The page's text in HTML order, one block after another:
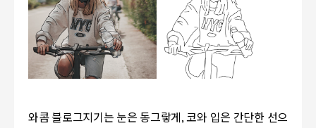
와콤 블로그지기는 눈은 동그랗게, 코와 입은 간단한 선으